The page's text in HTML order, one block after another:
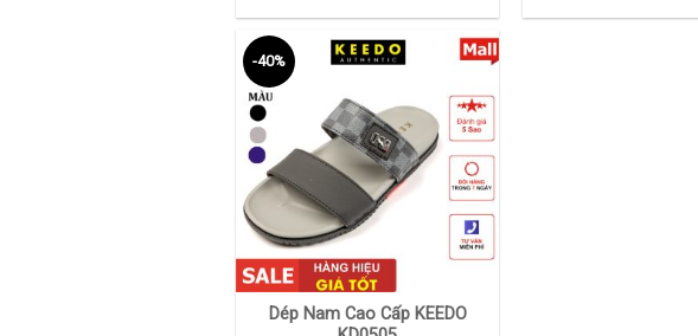
460,000 ₫.
-40%
+
Dép Nam Cao Cấp KEEDO